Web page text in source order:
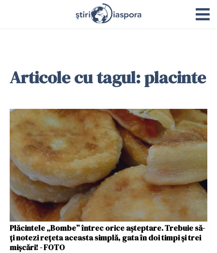
Articole cu tagul: placinte
Plăcintele „Bombe” întrec orice așteptare. Trebuie să-
ți notezi rețeta aceasta simplă, gata în doi timpi și trei
mișcări! - FOTO